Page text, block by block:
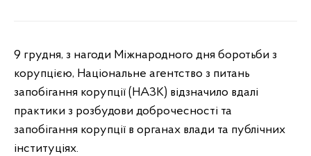
9 грудня, з нагоди Міжнародного дня боротьби з
корупцією, Національне агентство з питань
запобігання корупції (НАЗК) відзначило вдалі
практики з розбудови доброчесності та
запобігання корупції в органах влади та публічних
інституціях.